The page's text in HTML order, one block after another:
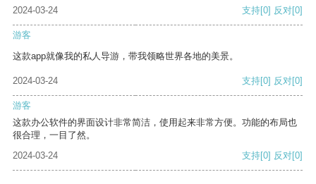
2024-03-24
支持[0] 反对[0]
游客
这款app就像我的私人导游，带我领略世界各地的美景。
2024-03-24 支持[0] 反对[0]
游客
这款办公软件的界面设计非常简洁，使用起来非常方便。功能的布局也
很合理，一目了然。
2024-03-24
支持[0] 反对[0]